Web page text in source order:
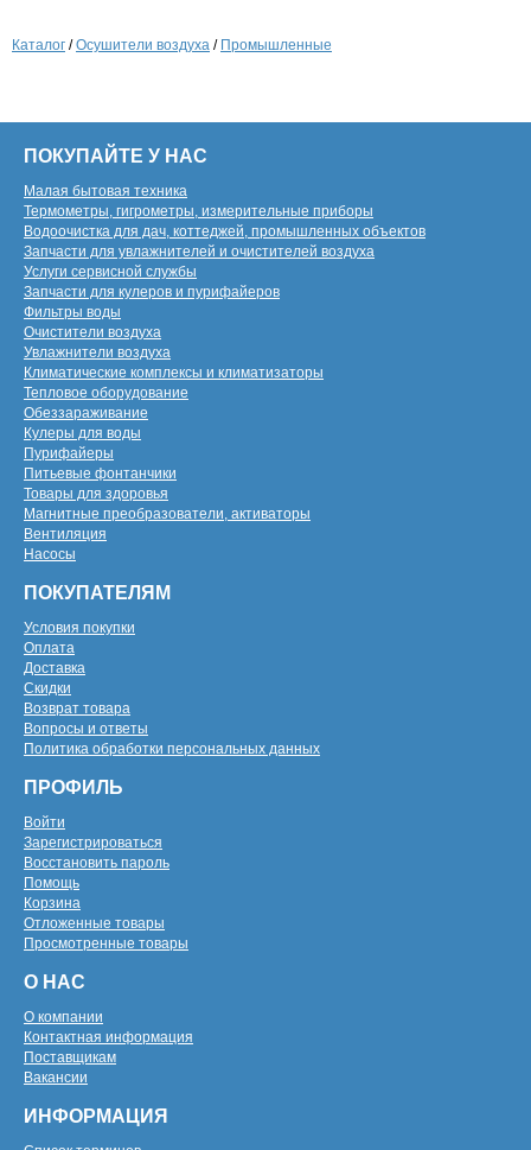
Каталог /Осушители воздуха / Промышленные
ПОКУПАЙТЕ У НАС
Малая бытовая техника
Термометры, гигрометры, измерительные приборы
Водоочистка для дач, коттеджей, промышленных объектов
Запчасти для увлажнителей и очистителей воздуха
Услуги сервисной службы
Запчасти для кулеров и пурифайеров
Фильтры воды
Очистители воздуха
Увлажнители воздуха
Климатические комплексы и климатизаторы
Тепловое оборудование
Обеззараживание
Кулеры для воды
Пурифайеры
Питьевые фонтанчики
Товары для здоровья
Магнитные преобразователи, активаторы
Вентиляция
Насосы
ПОКУПАТЕЛЯМ
Условия покупки
Оплата
Доставка
Скидки
Возврат товара
Вопросы и ответы
Политика обработки персональных данных
ПРОФИЛЬ
Войти
Зарегистрироваться
Восстановить пароль
Помощь
Корзина
Отложенные товары
Просмотренные товары
О НАС
О компании
Контактная информация
Поставщикам
Вакансии
ИНФОРМАЦИЯ